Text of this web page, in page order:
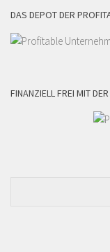
DAS DEPOT DER
FINANZIELL FREI MIT